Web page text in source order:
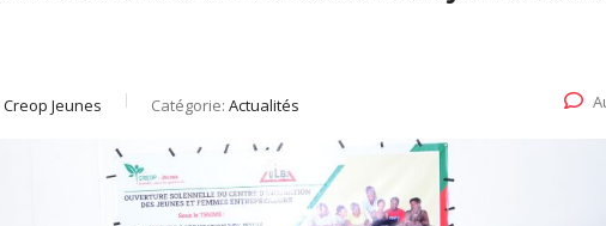
Creop Jeunes Catégorie: Actualités